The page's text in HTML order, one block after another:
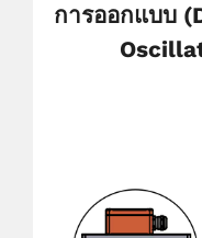
การออกแบบ